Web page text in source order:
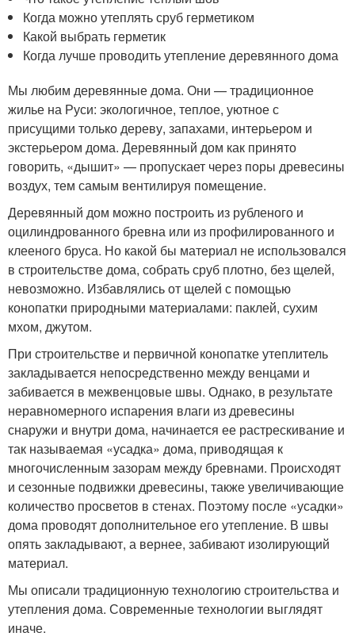
Когда можно утеплять сруб герметиком
Какой выбрать герметик
Когда лучше проводить утепление деревянного дома
Мы любим деревянные дома. Они — традиционное
жилье на Руси: экологичное, теплое, уютное с
присущими только дереву, запахами, интерьером и
экстерьером дома. Деревянный дом как принято
говорить, «дышит» — пропускает через поры древесины
воздух, тем самым вентилируя помещение.
Деревянный дом можно построить из рубленого и
оцилиндрованного бревна или из профилированного и
клееного бруса. Но какой бы материал не использовался
в строительстве дома, собрать сруб плотно, без щелей,
невозможно. Избавлялись от щелей с помощью
конопатки природными материалами: паклей, сухим
мхом, джутом.
При строительстве и первичной конопатке утеплитель
закладывается непосредственно между венцами и
забивается в межвенцовые швы. Однако, в результате
неравномерного испарения влаги из древесины
снаружи и внутри дома, начинается ее растрескивание и
так называемая «усадка» дома, приводящая к
многочисленным зазорам между бревнами. Происходят
и сезонные подвижки древесины, также увеличивающие
количество просветов в стенах. Поэтому после «усадки»
дома проводят дополнительное его утепление. В швы
опять закладывают, а вернее, забивают изолирующий
материал.
Мы описали традиционную технологию строительства и
утепления дома. Современные технологии выглядят
иначе.